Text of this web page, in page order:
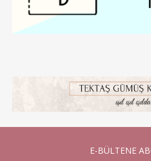
E-BÜLTENE